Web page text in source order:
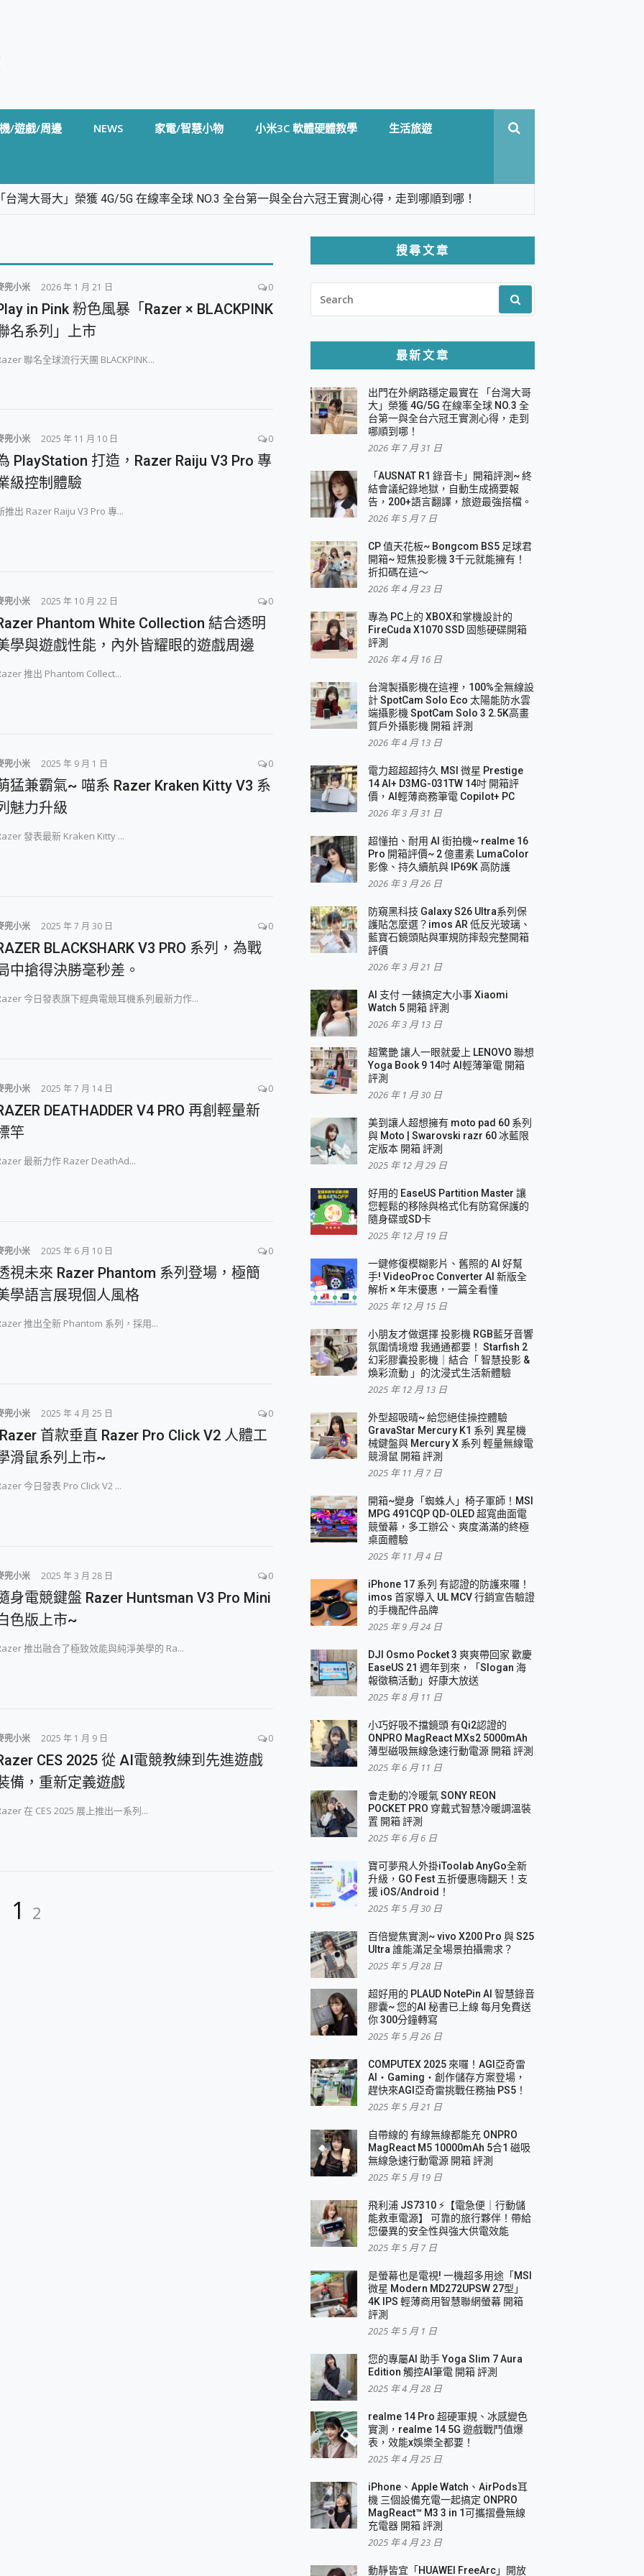
/遊戲/周邊 NEWS 家電/智慧小物 小米3C 軟體硬體教學 生活旅遊
灣大哥大」榮獲 4G/5G 在線率全球 NO.3 全台第一與全台六冠王實測心得，走到哪順到哪！
全無線設計 SpotCam Solo Eco 太陽能防水雲端攝影機 SpotCam Solo 3 2.5K高畫質戶外攝影機 開箱 評
14 AI+ D3MG-031TW 14吋 開箱評價，AI輕薄商務筆電 Copilot+ PC
16 Pro 開箱評價~ 2 億畫素 LumaColor 影像、持久續航與 IP69K 高防護
系列保護貼怎麼選？imos AR 低反光玻璃、藍寶石鏡頭貼與軍規防摔殼完整開箱評價
Watch 5 開箱 評測
聯想 Yoga Book 9 14吋 AI輕薄筆電 開箱 評測
60 系列 與 Moto | Swarovski razr 60 冰藍限定版本 開箱 評測
好幫手! VideoProc Converter AI 新版全解析 × 年末優惠，一篇全看懂
藍牙音響 氛圍情境燈 我通通都要！ Starfish 2 幻彩膠囊投影機｜結合「 智慧投影 & 煥彩流動 」的沈浸
驗 GravaStar Mercury K1 系列 異星機械鍵盤與 Mercury X 系列 輕量無線電競滑鼠 開箱 評測
師！MSI MPG 491CQP QD-OLED 超寬曲面電競螢幕，多工辦公、爽度滿滿的終極桌面體驗
來囉！ imos 首家導入 UL MCV 行銷宣告驗證的手機配件品牌
家 歡慶 EaseUS 21 週年到來，「Slogan 海報徵稿活動」好康大放送
的 ONPRO MagReact MXs2 5000mAh薄型磁吸無線急速行動電源 開箱 評測
智慧錄音膠囊~ 您的AI 秘書已上線 每月免費送你 300分鐘轉寫
亞奇雷 AI・Gaming・創作儲存方案登場，趕快來AGI亞奇雷挑戰任務抽 PS5！
MagReact M5 10000mAh 5合1 磁吸無線急速行動電源 開箱 評測
行動儲能救車電源】 可靠的旅行夥伴！帶給您優異的安全性與強大供電效能
途「MSI微星 Modern MD272UPSW 27型」 4K IPS 輕薄商用智慧聯網螢幕 開箱 評測
感變色實測，realme 14 5G 遊戲戰鬥值爆表，效能x娛樂全都要！
耳機 三個設備充電一起搞定 ONPRO MagReact™ M3 3 in 1可攜摺疊無線充電器 開箱 評測
」開放式耳掛耳機，無感配戴! 超穩超服貼，音質、通話也很優質
寬頻 SoundBox 劇院串流盒 開箱 評測
vivo X200 Pro、vivo X200 就是這麼好拍
線上去聲器一鍵去除人聲 人聲 音樂分離 2024 消除人聲推薦
~~ iToolab AnyGo 魔物獵人 Now飛人 ios教學 不出門也可以到處走
AnyTo 不出門也可以飛遍全世界
一次充5個設備 充好充滿 CUKTECH 酷態科 300W 微型充電站 開箱 評測
這麼簡單 EaseUS Data Recovery Wizard Free 18.0.0 業界最好的資料救援軟體
深度的 Leica 影像旗艦手機! 加碼小旗艦 Xiaomi 14 開箱 評測
智慧降噪升級、音質明亮溫潤，並支援雙設備連接~
囉 完美保護 MSI Claw A1M-026TW 電競掌機
評測! 首搭蔡司光學鏡頭、攝影棚級柔光環、拍攝功能最好玩的美拍神機 vivo V30 Pro
星 MSI Claw A1M-026TW 電競掌機 開箱 評測
超好用的隱磁支架 O-ONE MAG 最會吸的行動電源 開箱 評測
g37 power上市，登錄在送飛利浦氣炸鍋
Limited Edition 限量版開賣，攜手味全龍進駐大巨蛋萬人盛典
兜小米 2026 年 1 月 21 日 0
in Pink 粉色風暴「Razer × BLACKPINK
名系列」上市
聯名全球流行天團 BLACKPINK...
兜小米 2025 年 11 月 10 日 0
PlayStation 打造，Razer Raiju V3 Pro 專
級控制體驗
推出 Razer Raiju V3 Pro 專...
兜小米 2025 年 10 月 22 日 0
Phantom White Collection 結合透明
學與遊戲性能，內外皆耀眼的遊戲周邊
推出 Phantom Collect...
兜小米 2025 年 9 月 1 日 0
猛兼霸氣~ 喵系 Razer Kraken Kitty V3 系
魅力升級
發表最新 Kraken Kitty ...
兜小米 2025 年 7 月 30 日 0
BLACKSHARK V3 PRO 系列，為戰
中搶得決勝毫秒差。
今日發表旗下經典電競耳機系列最新力作...
兜小米 2025 年 7 月 14 日 0
DEATHADDER V4 PRO 再創輕量新
竿
最新力作 Razer DeathAd...
兜小米 2025 年 6 月 10 日 0
視未來 Razer Phantom 系列登場，極簡
學語言展現個人風格
推出全新 Phantom 系列，採用...
兜小米 2025 年 4 月 25 日 0
首款垂直 Razer Pro Click V2 人體工
滑鼠系列上市~
今日發表 Pro Click V2 ...
兜小米 2025 年 3 月 28 日 0
身電競鍵盤 Razer Huntsman V3 Pro Mini
色版上市~
推出融合了極致效能與純淨美學的 Ra...
兜小米 2025 年 1 月 9 日 0
CES 2025 從 AI電競教練到先進遊戲
備，重新定義遊戲
在 CES 2025 展上推出一系列...
Page
1 Page
2
搜尋文章
FOR:
最新文章
出門在外網路穩定最實在 「台灣大哥
大」榮獲 4G/5G 在線率全球 NO.3 全
台第一與全台六冠王實測心得，走到
哪順到哪！
2026 年 7 月 31 日
「AUSNAT R1 錄音卡」開箱評測~ 終
結會議紀錄地獄，自動生成摘要報
告，200+語言翻譯，旅遊最強搭檔。
2026 年 5 月 7 日
CP 值天花板~ Bongcom BS5 足球君
開箱~ 短焦投影機 3千元就能擁有！
折扣碼在這～
2026 年 4 月 23 日
專為 PC上的 XBOX和掌機設計的
FireCuda X1070 SSD 固態硬碟開箱
評測
2026 年 4 月 16 日
台灣製攝影機在這裡，100%全無線設
計 SpotCam Solo Eco 太陽能防水雲
端攝影機 SpotCam Solo 3 2.5K高畫
質戶外攝影機 開箱 評測
2026 年 4 月 13 日
電力超超超持久 MSI 微星 Prestige
14 AI+ D3MG-031TW 14吋 開箱評
價，AI輕薄商務筆電 Copilot+ PC
2026 年 3 月 31 日
超懂拍、耐用 AI 街拍機~ realme 16
Pro 開箱評價~ 2 億畫素 LumaColor
影像、持久續航與 IP69K 高防護
2026 年 3 月 26 日
防窺黑科技 Galaxy S26 Ultra系列保
護貼怎麼選？imos AR 低反光玻璃、
藍寶石鏡頭貼與軍規防摔殼完整開箱
評價
2026 年 3 月 21 日
AI 支付 一錶搞定大小事 Xiaomi
Watch 5 開箱 評測
2026 年 3 月 13 日
超驚艷 讓人一眼就愛上 LENOVO 聯想
Yoga Book 9 14吋 AI輕薄筆電 開箱
評測
2026 年 1 月 30 日
美到讓人超想擁有 moto pad 60 系列
與 Moto | Swarovski razr 60 冰藍限
定版本 開箱 評測
2025 年 12 月 29 日
好用的 EaseUS Partition Master 讓
您輕鬆的移除與格式化有防寫保護的
隨身碟或SD卡
2025 年 12 月 19 日
一鍵修復模糊影片、舊照的 AI 好幫
手! VideoProc Converter AI 新版全
解析 × 年末優惠，一篇全看懂
2025 年 12 月 15 日
小朋友才做選擇 投影機 RGB藍牙音響
氛圍情境燈 我通通都要！ Starfish 2
幻彩膠囊投影機｜結合「 智慧投影 &
煥彩流動 」的沈浸式生活新體驗
2025 年 12 月 13 日
外型超吸晴~ 給您絕佳操控體驗
GravaStar Mercury K1 系列 異星機
械鍵盤與 Mercury X 系列 輕量無線電
競滑鼠 開箱 評測
2025 年 11 月 7 日
開箱~變身「蜘蛛人」椅子軍師！MSI
MPG 491CQP QD-OLED 超寬曲面電
競螢幕，多工辦公、爽度滿滿的終極
桌面體驗
2025 年 11 月 4 日
iPhone 17 系列 有認證的防護來囉！
imos 首家導入 UL MCV 行銷宣告驗證
的手機配件品牌
2025 年 9 月 24 日
DJI Osmo Pocket 3 爽爽帶回家 歡慶
EaseUS 21 週年到來，「Slogan 海
報徵稿活動」好康大放送
2025 年 8 月 11 日
小巧好吸不擋鏡頭 有Qi2認證的
ONPRO MagReact MXs2 5000mAh
薄型磁吸無線急速行動電源 開箱 評測
2025 年 6 月 11 日
會走動的冷暖氣 SONY REON
POCKET PRO 穿戴式智慧冷暖調溫裝
置 開箱 評測
2025 年 6 月 6 日
寶可夢飛人外掛iToolab AnyGo全新
升級，GO Fest 五折優惠嗨翻天！支
援 iOS/Android！
2025 年 5 月 30 日
百倍變焦實測~ vivo X200 Pro 與 S25
Ultra 誰能滿足全場景拍攝需求？
2025 年 5 月 28 日
超好用的 PLAUD NotePin AI 智慧錄音
膠囊~ 您的AI 秘書已上線 每月免費送
你 300分鐘轉寫
2025 年 5 月 26 日
COMPUTEX 2025 來囉！AGI亞奇雷
AI・Gaming・創作儲存方案登場，
趕快來AGI亞奇雷挑戰任務抽 PS5！
2025 年 5 月 21 日
自帶線的 有線無線都能充 ONPRO
MagReact M5 10000mAh 5合1 磁吸
無線急速行動電源 開箱 評測
2025 年 5 月 19 日
飛利浦 JS7310 ⚡【電急便｜行動儲
能救車電源】 可靠的旅行夥伴！帶給
您優異的安全性與強大供電效能
2025 年 5 月 7 日
是螢幕也是電視! 一機超多用途「MSI
微星 Modern MD272UPSW 27型」
4K IPS 輕薄商用智慧聯網螢幕 開箱
評測
2025 年 5 月 1 日
您的專屬AI 助手 Yoga Slim 7 Aura
Edition 觸控AI筆電 開箱 評測
2025 年 4 月 28 日
realme 14 Pro 超硬軍規、冰感變色
實測，realme 14 5G 遊戲戰鬥值爆
表，效能x娛樂全都要！
2025 年 4 月 25 日
iPhone、Apple Watch、AirPods耳
機 三個設備充電一起搞定 ONPRO
MagReact™ M3 3 in 1可攜摺疊無線
充電器 開箱 評測
2025 年 4 月 23 日
動靜皆宜「HUAWEI FreeArc」開放